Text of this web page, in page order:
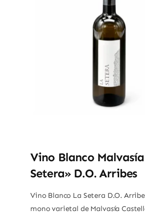
Vino Blanco
Setera» D.O. Arribes
Vino Blanco La Setera D.O.
mono varietal de Malvasía